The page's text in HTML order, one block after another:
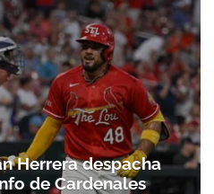
Herrera despacha
de Cardenales